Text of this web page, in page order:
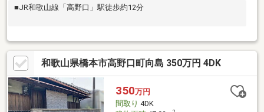
■JR和歌山線「高野口」駅徒歩約12分
和歌山県橋本市高野口町向島 350万円 4DK
350万円
間取り 4DK